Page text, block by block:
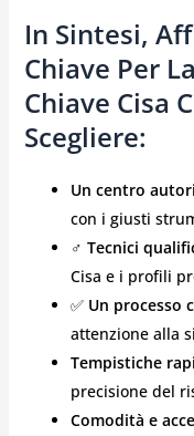
In Sintesi,
Chiave Per
Chiave Cisa
Scegliere:
Un centro
con i giusti
‍♂️ Tecnici
Cisa e i profili
✅ Un processo
attenzione alla
Tempistiche
precisione del
Comodità e